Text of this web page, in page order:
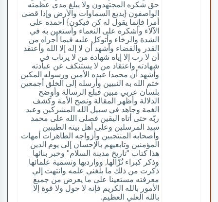
حق شكره المجتهدون ولا يبلغ مدى عظمته
الواصفون {بديع السماوات والأرض وإذا قضى
أمرا فإنما يقول له كن فيكون} أحمده على
الآلاء وأشكره على النعماء وأستعين به في
الشدة والرخاء وأتوكل عليه فيما أجراه من
القدر والقضاء وأشهد أن لا إله إلا الله وأعتقد
أن لا رب إلا إياه شهادة من لا يرتاب في
شهادته واعتقاد من لا يستنكف عن عبادته
وأشهد أن محمدا عبده الأمين ورسوله المكين
ختم الله به النبيين وأرسله إلى الخلق أجمعين
بلسان عربي مبين فبلغ الرسالة وأوضح
الدلالة وأظهر المقالة ونصح الأمة وكشف
الغمة وجاهد في سبيل الله المشركين وعبد
ربّه حتى أتاه اليقين فصلى الله على محمد
سيد المرسلين وعلى أهل بيته الطيبين
وأصحابه المنتجبين وأزواجه الطاهرات أمهات
المؤمنين وتابعيهم بالإحسان إلى يوم الدين
هذا كتاب "تاريخ مدينة السلام" وخبر بنائها
وذكر كبراء نُزّالها, ووارديها وتسمية علمائها
ذكرت من ذلك ما بلغني علمه وانتهت إلي
معرفته مستعينا على ما يعرض من جميع
الأمور بالله الكريم فإنه لا حول ولا قوة إلا
بالله العلي العظيم.